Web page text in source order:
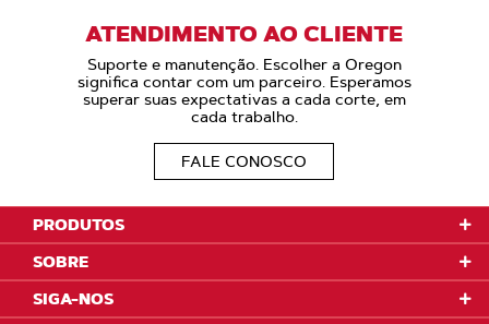
ATENDIMENTO AO CLIENTE
Suporte e manutenção. Escolher a Oregon
significa contar com um parceiro. Esperamos
superar suas expectativas a cada corte, em
cada trabalho.
FALE CONOSCO
PRODUTOS
SOBRE
SIGA-NOS